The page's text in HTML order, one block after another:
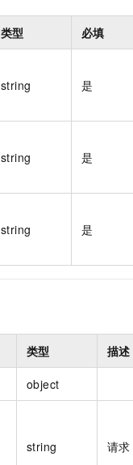
类型 必填
string 是
string 是
string 是
类型 描述
object
string 请求